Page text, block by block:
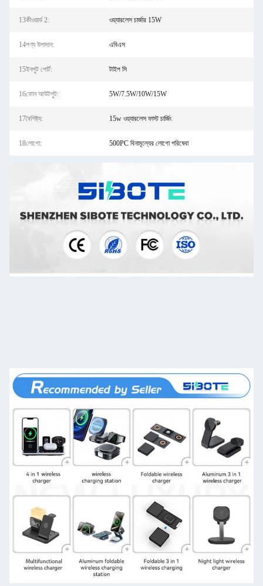
13কীওয়ার্ড 2: ওয়্যারলেস চার্জার 15W
14পণ্য উপাদান: এবিএস
15ইনপুট পোর্ট: টাইপ সি
16ফোন আউটপুট: 5W/7.5W/10W/15W
17বৈশিষ্ট্য: 15w ওয়্যারলেস ফাস্ট চার্জিং
18লোগো: 500PC বিনামূল্যের লোগো পরিষেবা